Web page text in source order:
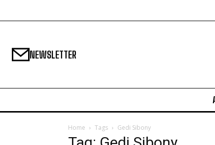
NEWSLETTER
Home Tags Gedi Sibony